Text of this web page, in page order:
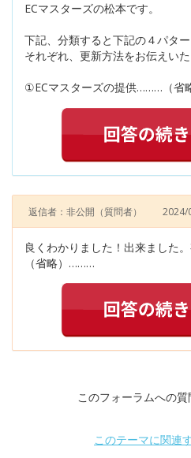
ECマスターズの松本です。
下記、分類すると下記の４パタ
それぞれ、更新方法をお伝えいた
①ECマスターズの提供………（
返信者：非公開 （質問者） 2024/
良くわかりました！出来ました
（省略）………
このフォーラムへの
このテーマに関連